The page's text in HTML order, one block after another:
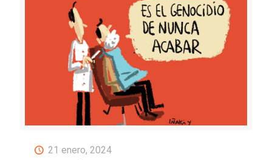
21 enero, 2024